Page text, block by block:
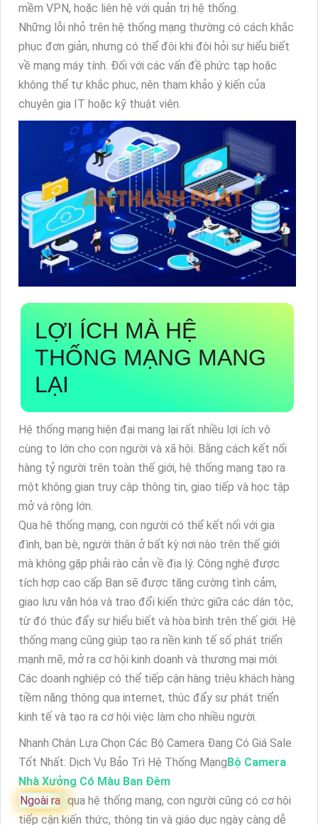
mềm VPN, hoặc liên hệ với quản trị hệ thống.
Những lỗi nhỏ trên hệ thống mạng thường có cách khắc
phục đơn giản, nhưng có thể đôi khi đòi hỏi sự hiểu biết
về mạng máy tính. Đối với các vấn đề phức tạp hoặc
không thể tự khắc phục, nên tham khảo ý kiến của
chuyên gia IT hoặc kỹ thuật viên.
LỢI ÍCH MÀ HỆ
THỐNG MẠNG MANG
LẠI
Hệ thống mạng hiện đại mang lại rất nhiều lợi ích vô
cùng to lớn cho con người và xã hội. Bằng cách kết nối
hàng tỷ người trên toàn thế giới, hệ thống mạng tạo ra
một không gian truy cập thông tin, giao tiếp và học tập
mở và rộng lớn.
Qua hệ thống mạng, con người có thể kết nối với gia
đình, bạn bè, người thân ở bất kỳ nơi nào trên thế giới
mà không gặp phải rào cản về địa lý. Công nghệ được
tích hợp cao cấp Bạn sẽ được tăng cường tình cảm,
giao lưu văn hóa và trao đổi kiến thức giữa các dân tộc,
từ đó thúc đẩy sự hiểu biết và hòa bình trên thế giới. Hệ
thống mạng cũng giúp tạo ra nền kinh tế số phát triển
mạnh mẽ, mở ra cơ hội kinh doanh và thương mại mới.
Các doanh nghiệp có thể tiếp cận hàng triệu khách hàng
tiềm năng thông qua internet, thúc đẩy sự phát triển
kinh tế và tạo ra cơ hội việc làm cho nhiều người.
Nhanh Chân Lựa Chọn Các Bộ Camera Đang Có Giá Sale
Tốt Nhất: Dịch Vụ Bảo Trì Hệ Thống Mạng Bộ Camera
Nhà Xưởng Có Màu Ban Đêm
Ngoài ra qua hệ thống mạng, con người cũng có cơ hội
tiếp cận kiến thức, thông tin và giáo dục ngày càng dễ